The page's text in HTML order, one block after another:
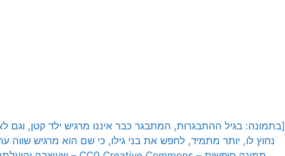
[בתמונה: בגיל ההתבגרות, המתבגר כבר איננו מרגיש ילד קטן, וגם
נחוץ לו, יותר מתמיד, לחפש את בני גילו, כי שם הוא מרגיש